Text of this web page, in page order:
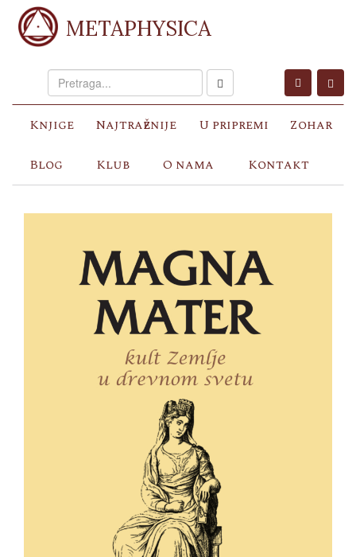
METAPHYSICA
Knjige Najtraženije U pripremi Zohar
Blog Klub O nama Kontakt